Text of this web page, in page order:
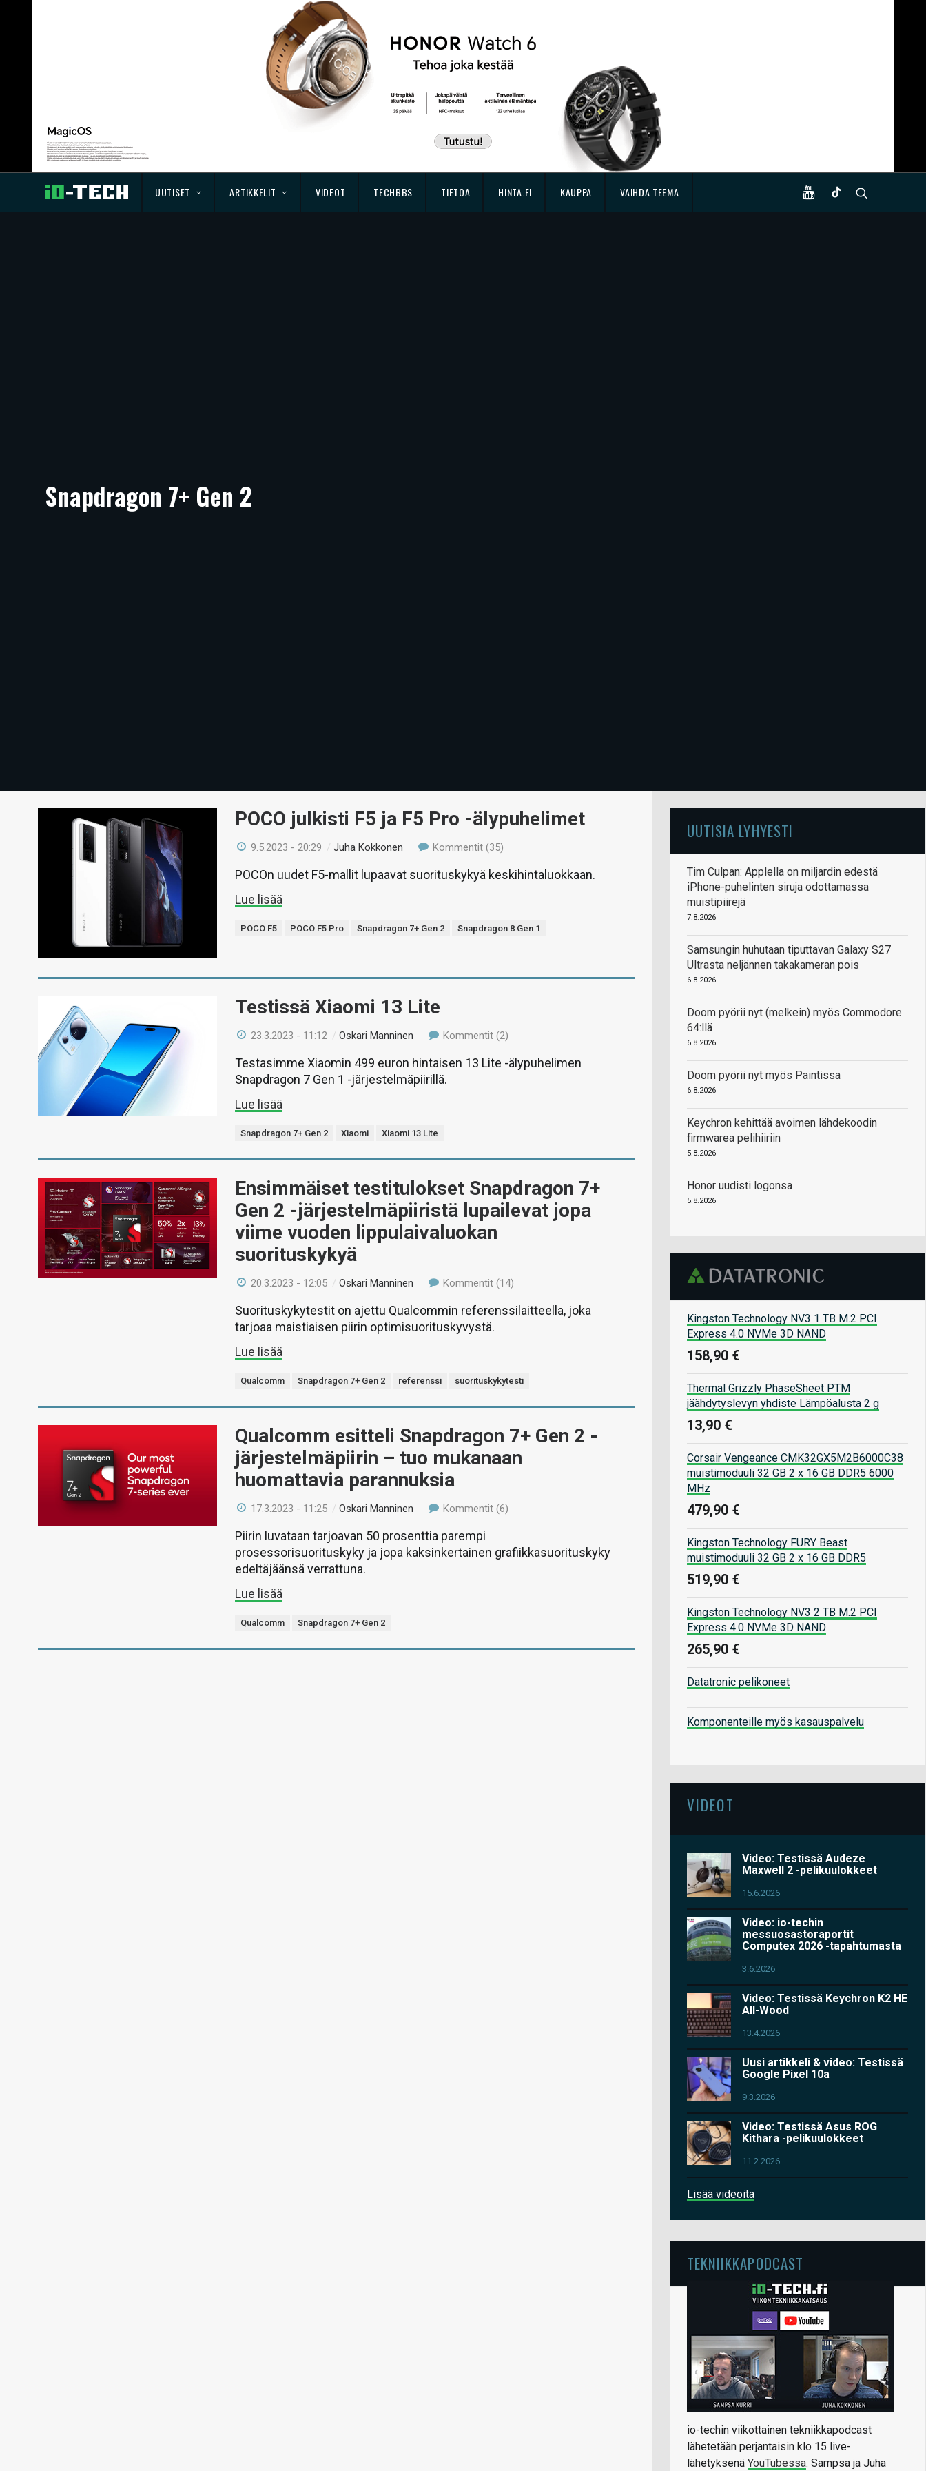
UUTISET ARTIKKELIT VIDEOT TECHBBS TIETOA HINTA.FI KAUPPA VAIHDA TEEMA
Snapdragon 7+ Gen 2
POCO julkisti F5 ja F5 Pro -älypuhelimet
9.5.2023 - 20:29 /Juha Kokkonen Kommentit (35)
POCOn uudet F5-mallit lupaavat suorituskykyä keskihintaluokkaan.
Lue lisää
POCO F5 POCO F5 Pro Snapdragon 7+ Gen 2 Snapdragon 8 Gen 1
Testissä Xiaomi 13 Lite
23.3.2023 - 11:12 /Oskari Manninen Kommentit (2)
Testasimme Xiaomin 499 euron hintaisen 13 Lite -älypuhelimen
Snapdragon 7 Gen 1 -järjestelmäpiirillä.
Lue lisää
Snapdragon 7+ Gen 2 Xiaomi Xiaomi 13 Lite
Ensimmäiset testitulokset Snapdragon 7+
Gen 2 -järjestelmäpiiristä lupailevat jopa
viime vuoden lippulaivaluokan
suorituskykyä
20.3.2023 - 12:05 /Oskari Manninen Kommentit (14)
Suorituskykytestit on ajettu Qualcommin referenssilaitteella, joka
tarjoaa maistiaisen piirin optimisuorituskyvystä.
Lue lisää
Qualcomm Snapdragon 7+ Gen 2 referenssi suorituskykytesti
Qualcomm esitteli Snapdragon 7+ Gen 2 -
järjestelmäpiirin – tuo mukanaan
huomattavia parannuksia
17.3.2023 - 11:25 /Oskari Manninen Kommentit (6)
Piirin luvataan tarjoavan 50 prosenttia parempi
prosessorisuorituskyky ja jopa kaksinkertainen grafiikkasuorituskyky
edeltäjäänsä verrattuna.
Lue lisää
Qualcomm Snapdragon 7+ Gen 2
UUTISIA LYHYESTI
Tim Culpan: Applella on miljardin edestä
iPhone-puhelinten siruja odottamassa
muistipiirejä
7.8.2026
Samsungin huhutaan tiputtavan Galaxy S27
Ultrasta neljännen takakameran pois
6.8.2026
Doom pyörii nyt (melkein) myös Commodore
64:llä
6.8.2026
Doom pyörii nyt myös Paintissa
6.8.2026
Keychron kehittää avoimen lähdekoodin
firmwarea pelihiiriin
5.8.2026
Honor uudisti logonsa
5.8.2026
Kingston Technology NV3 1 TB M.2 PCI
Express 4.0 NVMe 3D NAND
158,90 €
Thermal Grizzly PhaseSheet PTM
jäähdytyslevyn yhdiste Lämpöalusta 2 g
13,90 €
Corsair Vengeance CMK32GX5M2B6000C38
muistimoduuli 32 GB 2 x 16 GB DDR5 6000
MHz
479,90 €
Kingston Technology FURY Beast
muistimoduuli 32 GB 2 x 16 GB DDR5
519,90 €
Kingston Technology NV3 2 TB M.2 PCI
Express 4.0 NVMe 3D NAND
265,90 €
Datatronic pelikoneet
Komponenteille myös kasauspalvelu
VIDEOT
Video: Testissä Audeze
Maxwell 2 -pelikuulokkeet
15.6.2026
Video: io-techin
messuosastoraportit
Computex 2026 -tapahtumasta
3.6.2026
Video: Testissä Keychron K2 HE
All-Wood
13.4.2026
Uusi artikkeli & video: Testissä
Google Pixel 10a
9.3.2026
Video: Testissä Asus ROG
Kithara -pelikuulokkeet
11.2.2026
Lisää videoita
TEKNIIKKAPODCAST
io-techin viikottainen tekniikkapodcast
lähetetään perjantaisin klo 15 live-
lähetyksenä YouTubessa. Sampsa ja Juha